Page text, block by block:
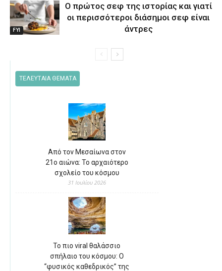
FYI
Ο πρώτος σεφ της ιστορίας και γιατί
οι περισσότεροι διάσημοι σεφ είναι
άντρες
ΤΕΛΕΥΤΑΙΑ ΘΕΜΑΤΑ
Από τον Μεσαίωνα στον
21ο αιώνα: Το αρχαιότερο
σχολείο του κόσμου
31 Ιουλίου 2026
Το πιο viral θαλάσσιο
σπήλαιο του κόσμου: Ο
“φυσικός καθεδρικός” της